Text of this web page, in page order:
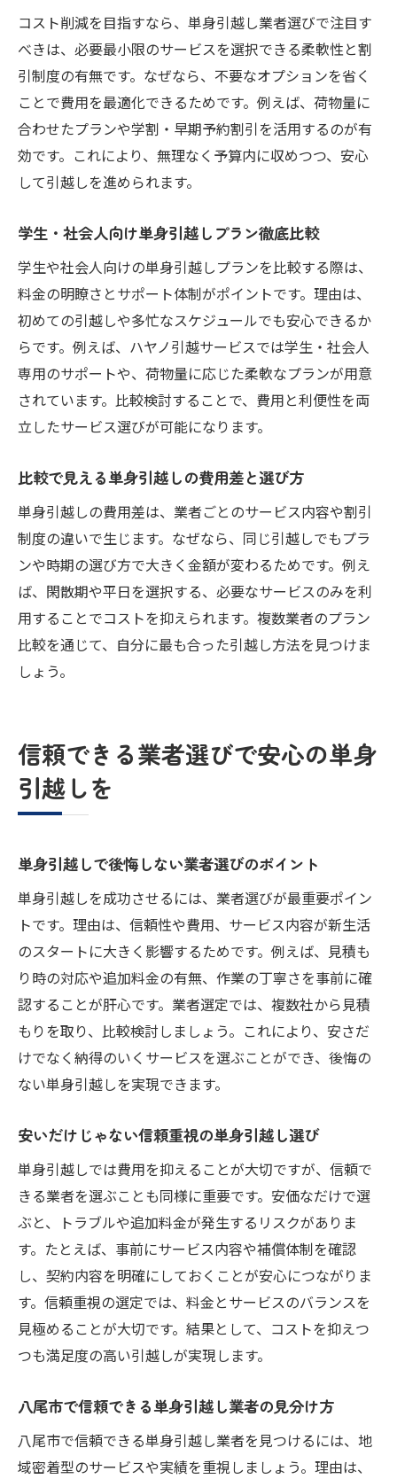
コスト削減を目指すなら、単身引越し業者選びで注目す
べきは、必要最小限のサービスを選択できる柔軟性と割
引制度の有無です。なぜなら、不要なオプションを省く
ことで費用を最適化できるためです。例えば、荷物量に
合わせたプランや学割・早期予約割引を活用するのが有
効です。これにより、無理なく予算内に収めつつ、安心
して引越しを進められます。
学生・社会人向け単身引越しプラン徹底比較
学生や社会人向けの単身引越しプランを比較する際は、
料金の明瞭さとサポート体制がポイントです。理由は、
初めての引越しや多忙なスケジュールでも安心できるか
らです。例えば、ハヤノ引越サービスでは学生・社会人
専用のサポートや、荷物量に応じた柔軟なプランが用意
されています。比較検討することで、費用と利便性を両
立したサービス選びが可能になります。
比較で見える単身引越しの費用差と選び方
単身引越しの費用差は、業者ごとのサービス内容や割引
制度の違いで生じます。なぜなら、同じ引越しでもプラ
ンや時期の選び方で大きく金額が変わるためです。例え
ば、閑散期や平日を選択する、必要なサービスのみを利
用することでコストを抑えられます。複数業者のプラン
比較を通じて、自分に最も合った引越し方法を見つけま
しょう。
信頼できる業者選びで安心の単身
引越しを
単身引越しで後悔しない業者選びのポイント
単身引越しを成功させるには、業者選びが最重要ポイン
トです。理由は、信頼性や費用、サービス内容が新生活
のスタートに大きく影響するためです。例えば、見積も
り時の対応や追加料金の有無、作業の丁寧さを事前に確
認することが肝心です。業者選定では、複数社から見積
もりを取り、比較検討しましょう。これにより、安さだ
けでなく納得のいくサービスを選ぶことができ、後悔の
ない単身引越しを実現できます。
安いだけじゃない信頼重視の単身引越し選び
単身引越しでは費用を抑えることが大切ですが、信頼で
きる業者を選ぶことも同様に重要です。安価なだけで選
ぶと、トラブルや追加料金が発生するリスクがありま
す。たとえば、事前にサービス内容や補償体制を確認
し、契約内容を明確にしておくことが安心につながりま
す。信頼重視の選定では、料金とサービスのバランスを
見極めることが大切です。結果として、コストを抑えつ
つも満足度の高い引越しが実現します。
八尾市で信頼できる単身引越し業者の見分け方
八尾市で信頼できる単身引越し業者を見つけるには、地
域密着型のサービスや実績を重視しましょう。理由は、